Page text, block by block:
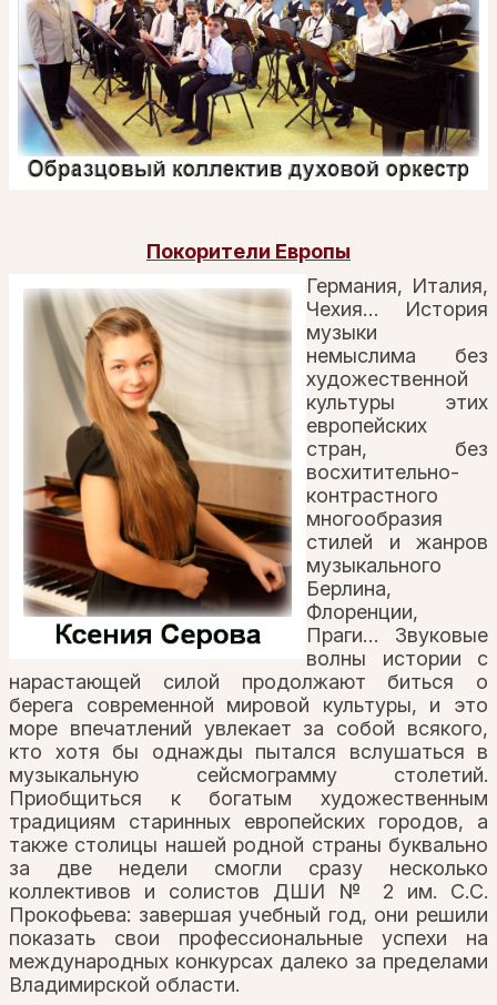
Покорители Европы
Германия, Италия,
Чехия… История
музыки
немыслима без
художественной
культуры этих
европейских
стран, без
восхитительно-
контрастного
многообразия
стилей и жанров
музыкального
Берлина,
Флоренции,
Праги… Звуковые
волны истории с
нарастающей силой продолжают биться о
берега современной мировой культуры, и это
море впечатлений увлекает за собой всякого,
кто хотя бы однажды пытался вслушаться в
музыкальную сейсмограмму столетий.
Приобщиться к богатым художественным
традициям старинных европейских городов, а
также столицы нашей родной страны буквально
за две недели смогли сразу несколько
коллективов и солистов ДШИ № 2 им. С.С.
Прокофьева: завершая учебный год, они решили
показать свои профессиональные успехи на
международных конкурсах далеко за пределами
Владимирской области.